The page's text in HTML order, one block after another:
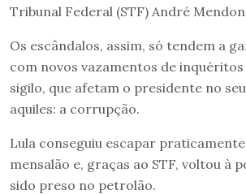
Tribunal Federal (STF) André
Os escândalos, assim, só tendem a
com novos vazamentos de inquéritos
sigilo, que afetam o presidente no
aquiles: a corrupção.
Lula conseguiu escapar
mensalão e, graças ao STF, voltou à
sido preso no petrolão.